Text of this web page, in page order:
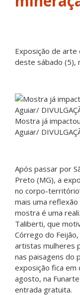
Exposição de
deste sábado (5),
Mostra já
Aguiar/
Após passar por
Preto (MG), a
no corpo-
mais uma
mostra é uma
Taliberti, que
Córrego do
artistas mulheres
nas paisagens do
exposição fica em
agosto, na
entrada gratuita.